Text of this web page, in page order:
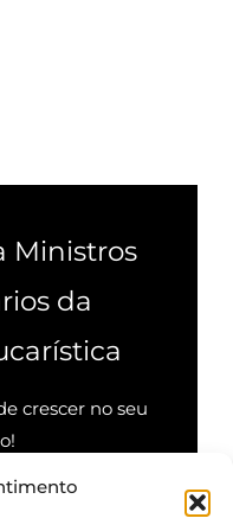
Ministros
da
crescer no seu